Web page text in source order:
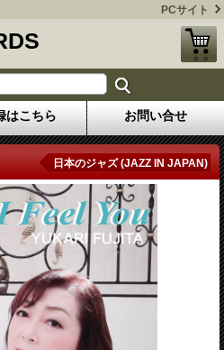
PCサイト
はこちら お問い合せ
日本のジャズ (JAZZ IN JAPAN)